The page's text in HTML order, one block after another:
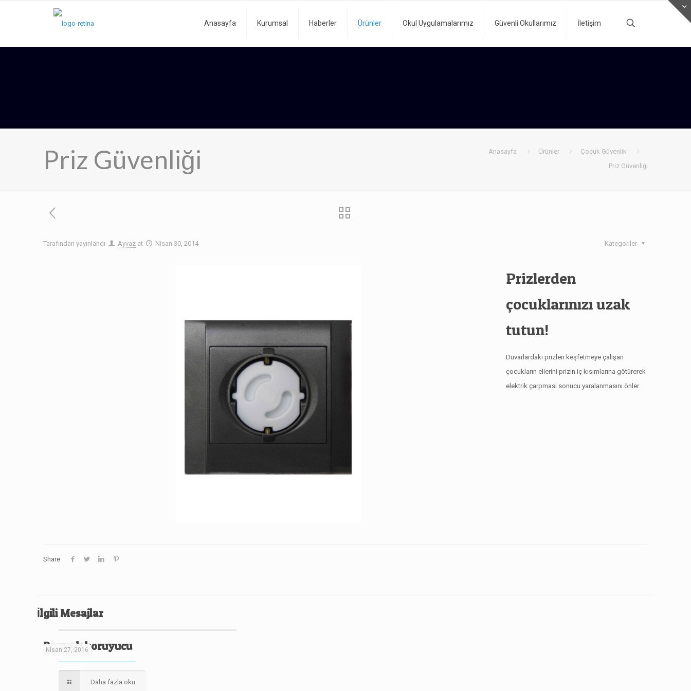
Anasayfa Kurumsal Haberler Ürünler Okul Uygulamalarımız Güvenli Okullarımız İletişim
Priz Güvenliği Anasayfa Ürünler
Çocuk Güvenlik
Priz Güvenliği
Tarafından yayınlandı Ayvaz at Nisan 30, 2014 Kategoriler
Prizlerden
çocuklarınızı uzak
tutun!
Duvarlardaki prizleri keşfetmeye çalışan
çocukların ellerini prizin iç kısımlarına götürerek
elektrik çarpması sonucu yaralanmasını önler.
Share
İlgili Mesajlar
Nisan 27, 2016
Parmak koruyucu
Daha fazla oku